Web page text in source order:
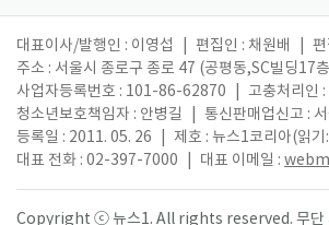
대표이사/발행인 : 이영섭 편집인 : 채원배
주소 : 서울시 종로구 종로 47 (공평동,SC빌딩17
사업자등록번호 : 101-86-62870
고충처리인
청소년보호책임자 : 안병길
통신판매업신고 :
등록일 : 2011. 05. 26
제호 : 뉴스1코리아(읽
대표 전화 : 02-397-7000
대표 이메일 :
Copyright ⓒ 뉴스1. All rights reserved. 무단